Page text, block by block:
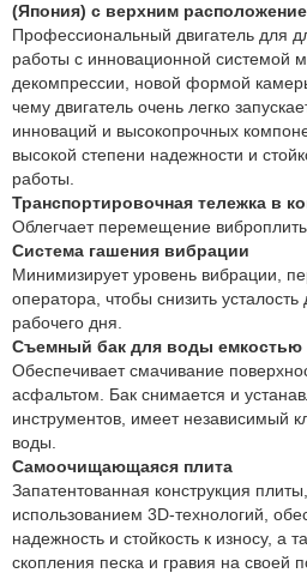
(Япония) с верхним
Профессиональный двигатель для
работы с инновационной системой
декомпрессии, новой формой
чему двигатель очень легко
инноваций и высокопрочных
высокой степени надежности и
работы.
Транспортировочная тележка в
Облегчает перемещение
Система гашения вибрации
Минимизирует уровень вибрации,
оператора, чтобы снизить
рабочего дня.
Съемный бак для воды емкостью
Обеспечивает смачивание
асфальтом. Бак снимается и
инструментов, имеет независимый
воды.
Самоочищающаяся плита
Запатентованная конструкция
использованием 3D-технологий,
надежность и стойкость к износу, а
скопления песка и гравия на своей